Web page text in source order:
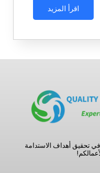
اقرأ المزيد
تحقيق أهداف الاستدامة